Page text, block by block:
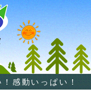
感動いっぱい！